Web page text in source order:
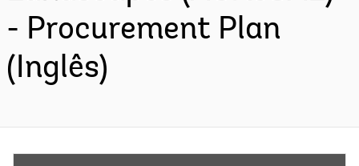
- Procurement Plan
(Inglês)